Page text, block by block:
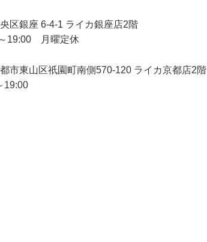
区銀座 6-4-1 ライカ銀座店2階
19:00 月曜定休
市東山区祇園町南側570-120 ライカ京都店2階
19:00